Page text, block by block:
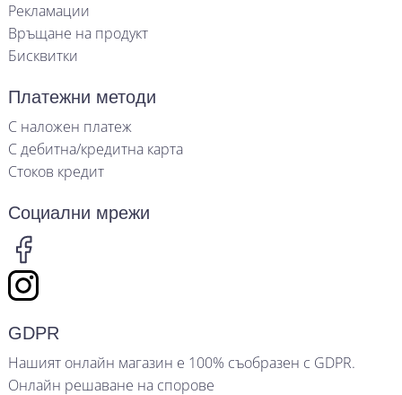
Рекламации
Връщане на продукт
Бисквитки
Платежни методи
С наложен платеж
С дебитна/кредитна карта
Стоков кредит
Социални мрежи
GDPR
Нашият онлайн магазин е 100% съобразен с GDPR.
Онлайн решаване на спорове